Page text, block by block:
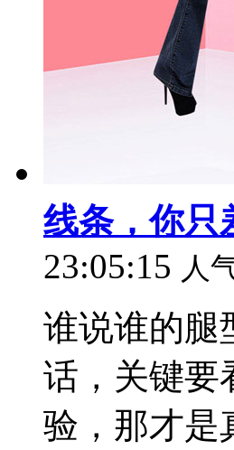
线条，你只
23:05:15 人
谁说谁的腿
话，关键要
验，那才是